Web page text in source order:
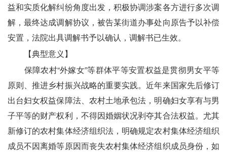
益和实质化解纠纷角度出发，积极协调涉案各方进行多次调
解，最终达成调解协议，被告某街道办事处向原告予以补偿
安置，法院出具调解书予以确认，调解书已生效。
【典型意义】
保障农村“外嫁女”等群体平等安置权益是贯彻男女平等
原则、推进乡村振兴战略的重要实践。近年来国家先后修订
出台妇女权益保障法、农村土地承包法，明确妇女享有与男
子平等的财产权利，不得因婚姻状况剥夺其合法权益。尤其
新修订的农村集体经济组织法，明确规定农村集体经济组织
成员不因离婚等原因而丧失农村集体经济组织成员身份，如